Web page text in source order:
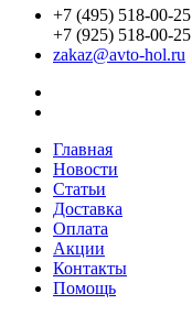
+7 (495) 518-00-25
+7 (925) 518-00-25
zakaz@avto-hol.ru
Главная
Новости
Статьи
Доставка
Оплата
Акции
Контакты
Помощь